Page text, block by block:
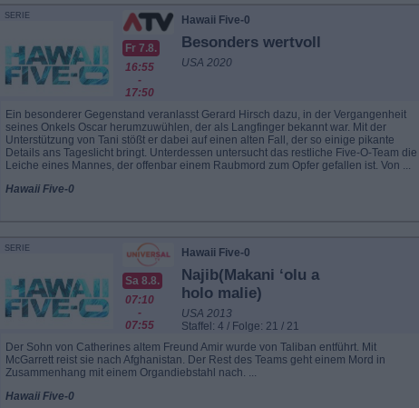
SERIE
Fr 7.8.
16:55
-
17:50
Hawaii Five-0
Besonders wertvoll
USA 2020
Ein besonderer Gegenstand veranlasst Gerard Hirsch dazu, in der Vergangenheit
seines Onkels Oscar herumzuwühlen, der als Langfinger bekannt war. Mit der
Unterstützung von Tani stößt er dabei auf einen alten Fall, der so einige pikante
Details ans Tageslicht bringt. Unterdessen untersucht das restliche Five-O-Team die
Leiche eines Mannes, der offenbar einem Raubmord zum Opfer gefallen ist. Von ...
Hawaii Five-0
SERIE
Sa 8.8.
07:10
-
07:55
Hawaii Five-0
Najib(Makani ‘olu a
holo malie)
USA 2013
Staffel: 4 / Folge: 21 / 21
Der Sohn von Catherines altem Freund Amir wurde von Taliban entführt. Mit
McGarrett reist sie nach Afghanistan. Der Rest des Teams geht einem Mord in
Zusammenhang mit einem Organdiebstahl nach. ...
Hawaii Five-0